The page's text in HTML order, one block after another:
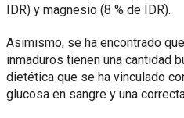
IDR) y magnesio (8 % de IDR).
Asimismo, se ha encontrado
inmaduros tienen una cantidad
dietética que se ha vinculado
glucosa en sangre y una